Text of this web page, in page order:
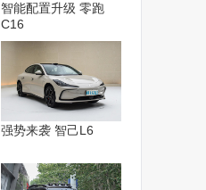
智能配置升级 零跑
C16
强势来袭 智己L6